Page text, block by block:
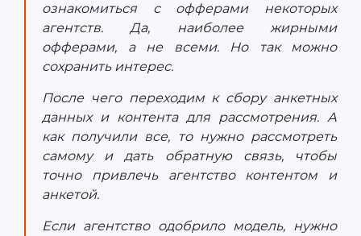
ознакомиться с офферами некоторых
агентств. Да, наиболее жирными
офферами, а не всеми. Но так можно
сохранить интерес.
После чего переходим к сбору анкетных
данных и контента для рассмотрения. А
как получили все, то нужно рассмотреть
самому и дать обратную связь, чтобы
точно привлечь агентство контентом и
анкетой.
Если агентство одобрило модель, нужно